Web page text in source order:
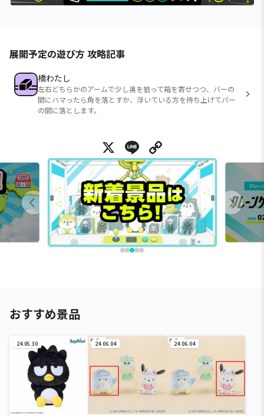
展開予定の遊び方 攻略記事
橋わたし
左右どちらかのアームで少し奥を狙って箱を寄せつつ、バーの
間にハマったら角を落とすか、浮いている方を持ち上げてバー
の間に落とします。
X Line
おすすめ景品
24.05.30 24.06.04 24.06.04